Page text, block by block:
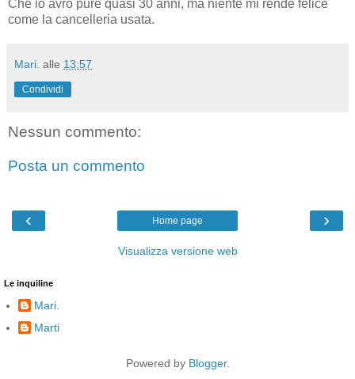
Ché io avrò pure quasi 30 anni, ma niente mi rende felice
come la cancelleria usata.
Mari. alle 13:57
Condividi
Nessun commento:
Posta un commento
‹ ›
Home page
Visualizza versione web
Le inquiline
Mari.
Marti
Powered by Blogger.